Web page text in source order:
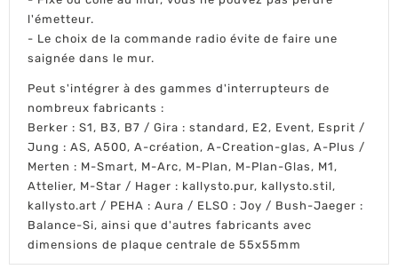
l'émetteur.
- Le choix de la commande radio évite de faire une
saignée dans le mur.
Peut s'intégrer à des gammes d'interrupteurs de
nombreux fabricants :
Berker : S1, B3, B7 / Gira : standard, E2, Event, Esprit /
Jung : AS, A500, A-création, A-Creation-glas, A-Plus /
Merten : M-Smart, M-Arc, M-Plan, M-Plan-Glas, M1,
Attelier, M-Star / Hager : kallysto.pur, kallysto.stil,
kallysto.art / PEHA : Aura / ELSO : Joy / Bush-Jaeger :
Balance-Si, ainsi que d'autres fabricants avec
dimensions de plaque centrale de 55x55mm